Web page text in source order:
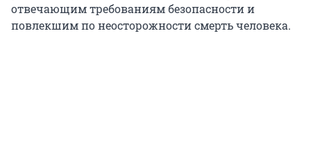
отвечающим требованиям безопасности и
повлекшим по неосторожности смерть человека.